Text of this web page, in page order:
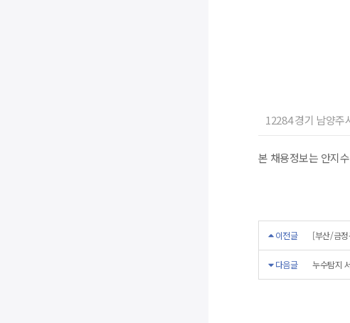
12284 경기 남양
본 채용정보는 안지
이전글 [부산/금정
다음글 누수탐지